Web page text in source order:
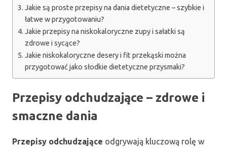
Jakie są proste przepisy na dania dietetyczne – szybkie i
łatwe w przygotowaniu?
Jakie przepisy na niskokaloryczne zupy i sałatki są
zdrowe i sycące?
Jakie niskokaloryczne desery i fit przekąski można
przygotować jako słodkie dietetyczne przysmaki?
Przepisy odchudzające – zdrowe i
smaczne dania
Przepisy odchudzające odgrywają kluczową rolę w